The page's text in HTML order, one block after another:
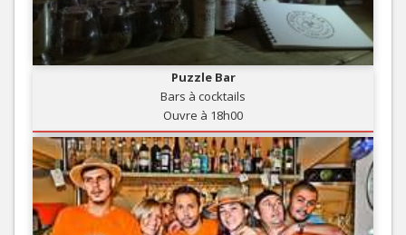
Puzzle Bar
Bars à cocktails
Ouvre à 18h00